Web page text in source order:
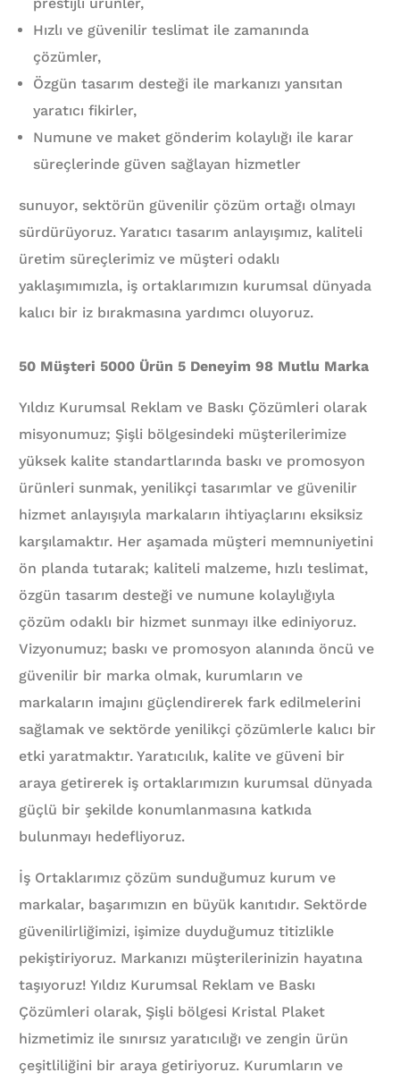
prestijli ürünler,
Hızlı ve güvenilir teslimat ile zamanında
çözümler,
Özgün tasarım desteği ile markanızı yansıtan
yaratıcı fikirler,
Numune ve maket gönderim kolaylığı ile karar
süreçlerinde güven sağlayan hizmetler
sunuyor, sektörün güvenilir çözüm ortağı olmayı
sürdürüyoruz. Yaratıcı tasarım anlayışımız, kaliteli
üretim süreçlerimiz ve müşteri odaklı
yaklaşımımızla, iş ortaklarımızın kurumsal dünyada
kalıcı bir iz bırakmasına yardımcı oluyoruz.
50 Müşteri 5000 Ürün 5 Deneyim 98 Mutlu Marka
Yıldız Kurumsal Reklam ve Baskı Çözümleri olarak
misyonumuz; Şişli bölgesindeki müşterilerimize
yüksek kalite standartlarında baskı ve promosyon
ürünleri sunmak, yenilikçi tasarımlar ve güvenilir
hizmet anlayışıyla markaların ihtiyaçlarını eksiksiz
karşılamaktır. Her aşamada müşteri memnuniyetini
ön planda tutarak; kaliteli malzeme, hızlı teslimat,
özgün tasarım desteği ve numune kolaylığıyla
çözüm odaklı bir hizmet sunmayı ilke ediniyoruz.
Vizyonumuz; baskı ve promosyon alanında öncü ve
güvenilir bir marka olmak, kurumların ve
markaların imajını güçlendirerek fark edilmelerini
sağlamak ve sektörde yenilikçi çözümlerle kalıcı bir
etki yaratmaktır. Yaratıcılık, kalite ve güveni bir
araya getirerek iş ortaklarımızın kurumsal dünyada
güçlü bir şekilde konumlanmasına katkıda
bulunmayı hedefliyoruz.
İş Ortaklarımız çözüm sunduğumuz kurum ve
markalar, başarımızın en büyük kanıtıdır. Sektörde
güvenilirliğimizi, işimize duyduğumuz titizlikle
pekiştiriyoruz. Markanızı müşterilerinizin hayatına
taşıyoruz! Yıldız Kurumsal Reklam ve Baskı
Çözümleri olarak, Şişli bölgesi Kristal Plaket
hizmetimiz ile sınırsız yaratıcılığı ve zengin ürün
çeşitliliğini bir araya getiriyoruz. Kurumların ve